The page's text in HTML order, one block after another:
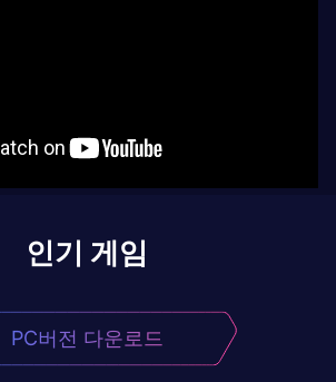
인기 게임
PC버전 다운로드